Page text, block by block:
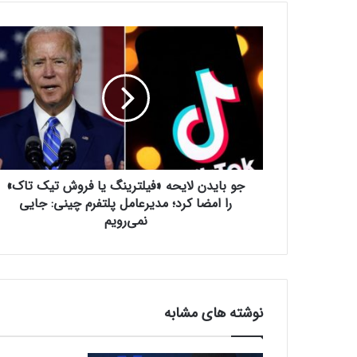
ب
ا
ی
ا
ف
ر
ی
ن
جو بایدن لایحه «فیلترینگ یا فروش تیک تاک»
را امضا کرد؛ مدیرعامل پلتفرم چینی: جایی
نمی‌رویم
نوشته های مشابه